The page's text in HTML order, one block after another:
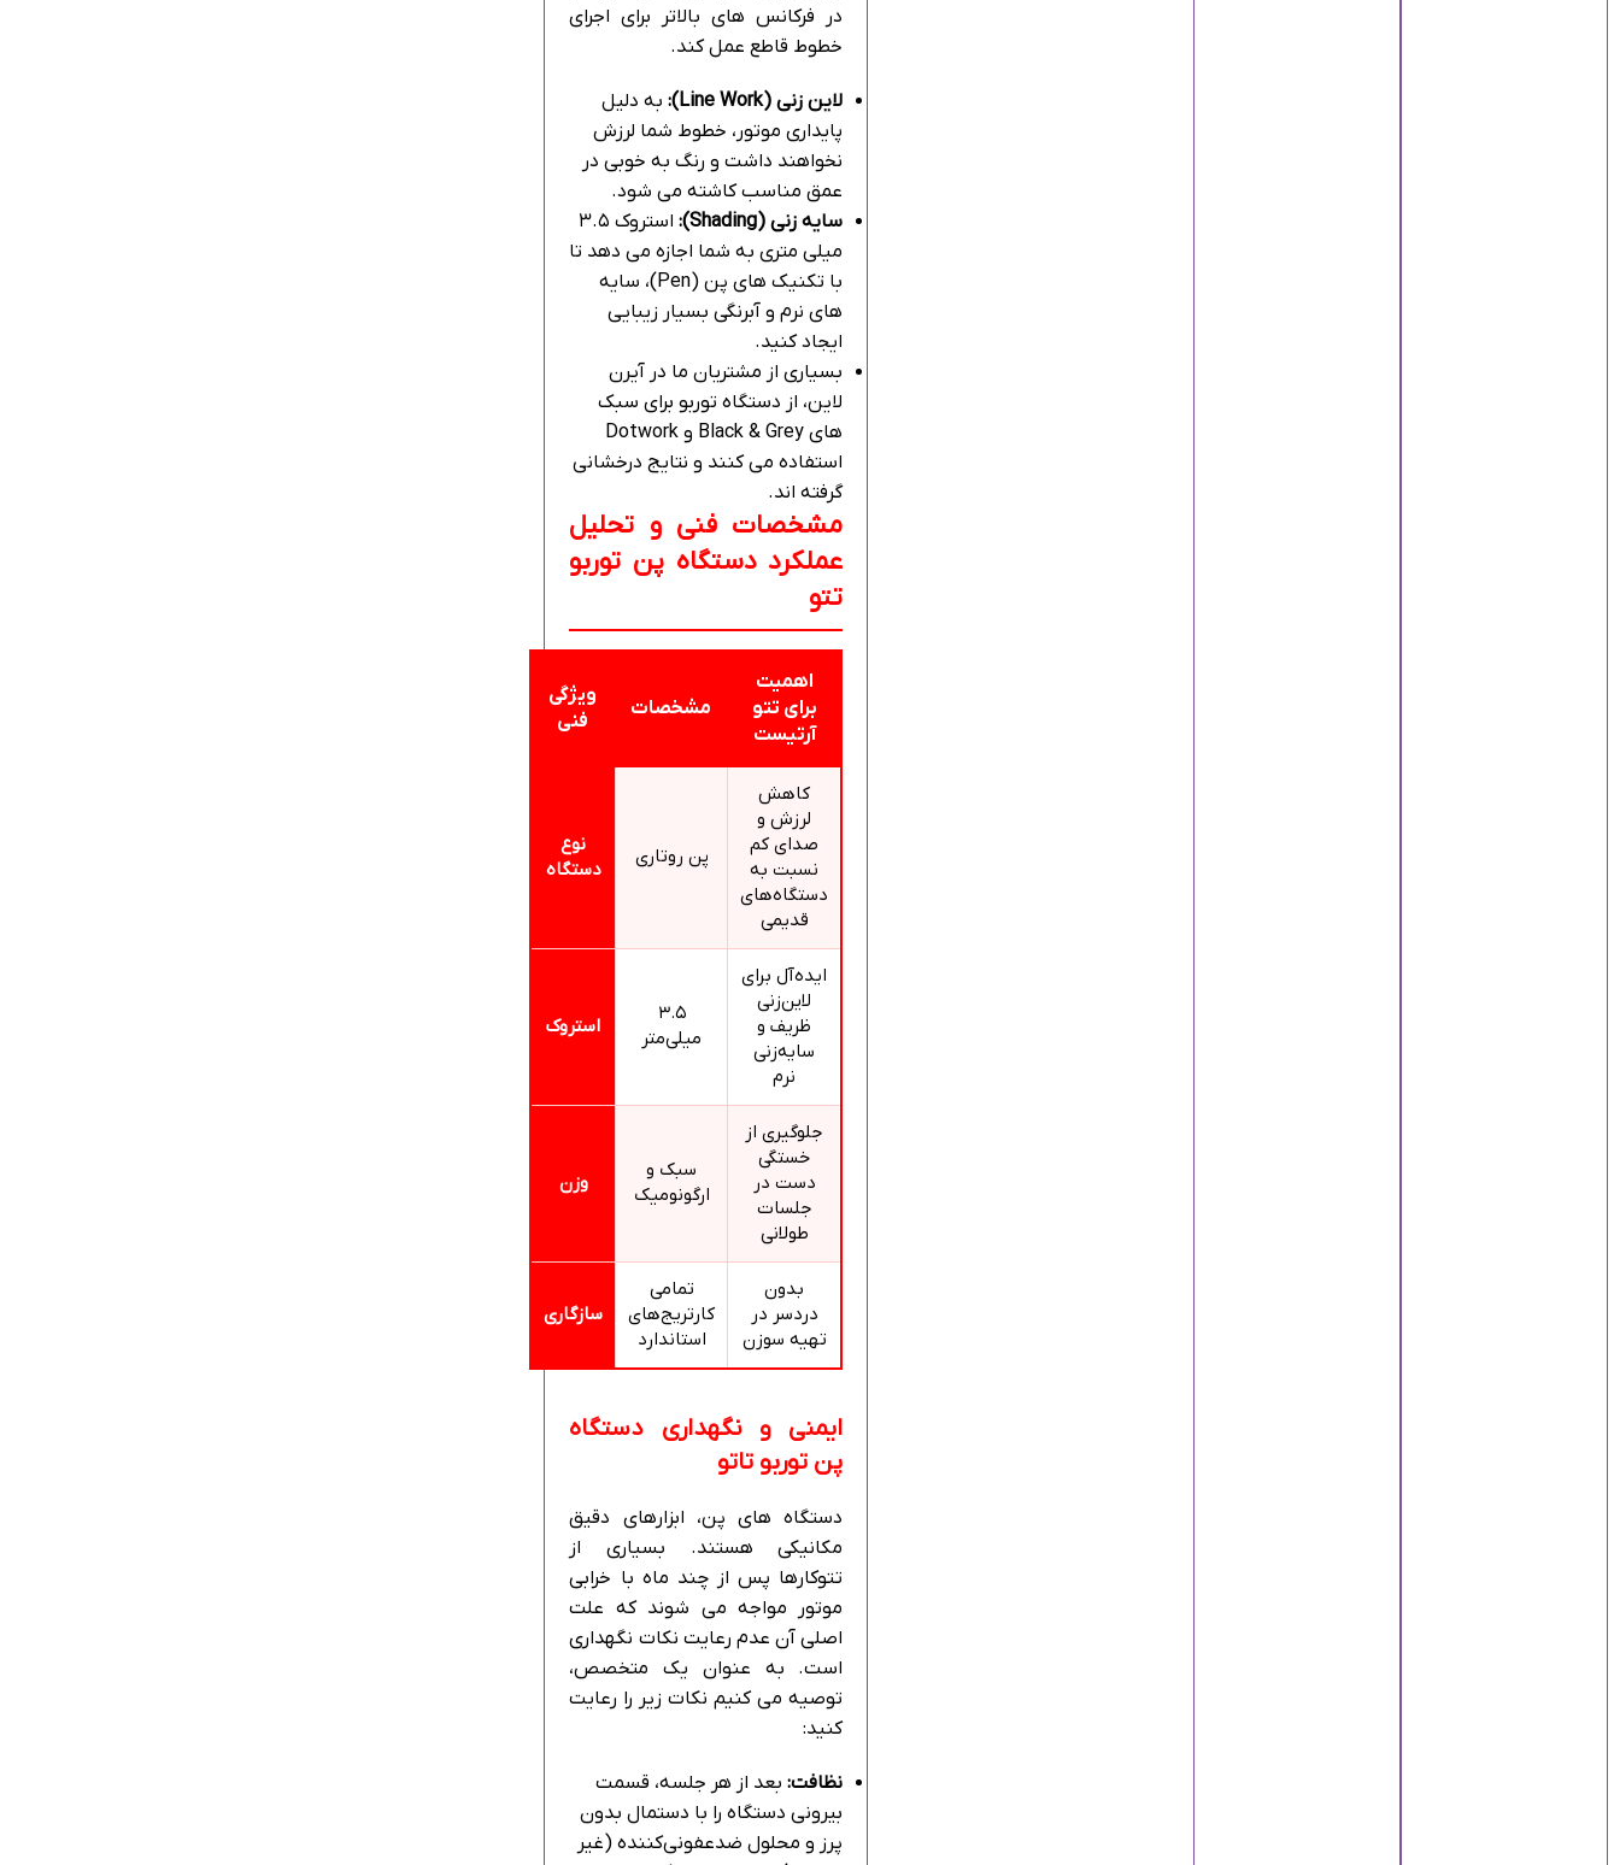
در فرکانس‌ های بالاتر برای اجرای
خطوط قاطع عمل کند.
لاین‌ زنی (Line Work):
به دلیل
پایداری موتور، خطوط شما لرزش
نخواهند داشت و رنگ به خوبی در
عمق مناسب کاشته می‌ شود.
سایه‌ زنی (Shading):
استروک ۳.۵
میلی‌ متری به شما اجازه می‌ دهد تا
با تکنیک‌ های پن (Pen)، سایه‌
های نرم و آبرنگی بسیار زیبایی
ایجاد کنید.
بسیاری از مشتریان ما در آیرن
لاین، از دستگاه توربو برای سبک‌
های Black & Grey و Dotwork
استفاده می‌ کنند و نتایج درخشانی
گرفته‌ اند.
مشخصات فنی و تحلیل
عملکرد دستگاه پن توربو
تتو
اهمیت
برای تتو
آرتیست
مشخصات
ویژگی
فنی
کاهش
لرزش و
صدای کم
نسبت به
دستگاه‌های
قدیمی
پن روتاری
نوع
دستگاه
ایده‌آل برای
لاین‌زنی
ظریف و
سایه‌زنی
نرم
۳.۵
میلی‌متر
استروک
جلوگیری از
خستگی
دست در
جلسات
طولانی
سبک و
ارگونومیک
وزن
بدون
دردسر در
تهیه سوزن
تمامی
کارتریج‌های
استاندارد
سازگاری
ایمنی و نگهداری دستگاه
پن توربو تاتو
دستگاه‌ های پن، ابزارهای دقیق
مکانیکی هستند. بسیاری از
تتوکارها پس از چند ماه با خرابی
موتور مواجه می‌ شوند که علت
اصلی آن عدم رعایت نکات نگهداری
است. به عنوان یک متخصص،
توصیه می‌ کنیم نکات زیر را رعایت
کنید:
نظافت:بعد از هر جلسه، قسمت
بیرونی دستگاه را با دستمال بدون
پرز و محلول ضدعفونی‌کننده (غیر